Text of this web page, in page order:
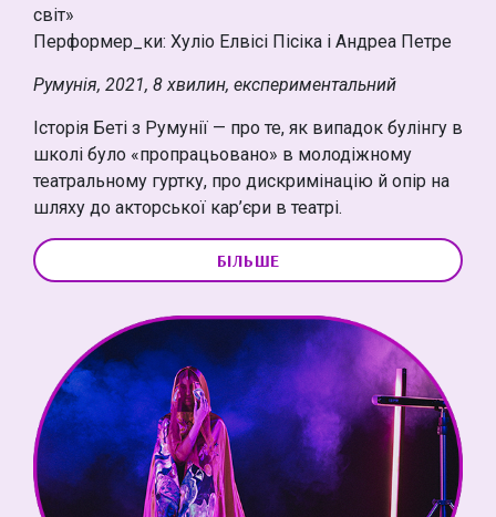
світ»
Перформер_ки: Хуліо Елвісі Пісіка і Андреа Петре
Румунія, 2021, 8 хвилин, експериментальний
Історія Беті з Румунії — про те, як випадок булінгу в
школі було «пропрацьовано» в молодіжному
театральному гуртку, про дискримінацію й опір на
шляху до акторської кар’єри в театрі.
БІЛЬШЕ